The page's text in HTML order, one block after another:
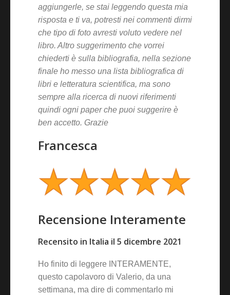
aggiungerle, se stai leggendo questa mia
risposta e ti va, potresti nei commenti dirmi
che tipo di foto avresti voluto vedere nel
libro. Altro suggerimento che vorrei
chiederti è sulla bibliografia, nella sezione
finale ho messo una lista bibliografica di
libri e letteratura scientifica, ma sono
sempre alla ricerca di nuovi riferimenti
quindi ogni paper che puoi suggerire è
ben accetto. Grazie
Francesca
Recensione Interamente
Recensito in Italia il 5 dicembre 2021
Ho finito di leggere INTERAMENTE,
questo capolavoro di Valerio, da una
settimana, ma dire di commentarlo mi